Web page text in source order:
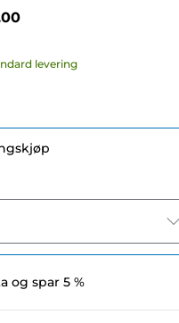
levering
og spar 5 %